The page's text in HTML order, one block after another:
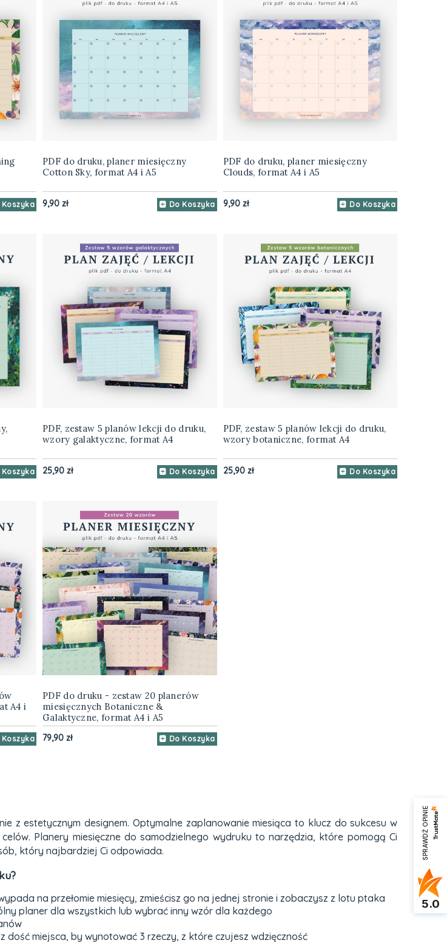
Koszyka
PDF do druku, planer miesięczny
Cotton Sky, format A4 i A5
9,90 zł Do Koszyka
PDF do druku, planer miesięczny
Clouds, format A4 i A5
9,90 zł Do Koszyka
Koszyka
PDF, zestaw 5 planów lekcji do druku,
wzory galaktyczne, format A4
25,90 zł Do Koszyka
PDF, zestaw 5 planów lekcji do druku,
wzory botaniczne, format A4
25,90 zł Do Koszyka
A4 i
Koszyka
PDF do druku - zestaw 20 planerów
miesięcznych Botaniczne &
Galaktyczne, format A4 i A5
79,90 zł Do Koszyka
z estetycznym designem. Optymalne zaplanowanie miesiąca to klucz do sukcesu w
Planery miesięczne do samodzielnego wydruku to narzędzia, które pomogą Ci
który najbardziej Ci odpowiada.
na przełomie miesięcy, zmieścisz go na jednej stronie i zobaczysz z lotu ptaka
planer dla wszystkich lub wybrać inny wzór dla każdego
dość miejsca, by wynotować 3 rzeczy, z które czujesz wdzięczność
SPRAWDŹ OPINIE
5.0